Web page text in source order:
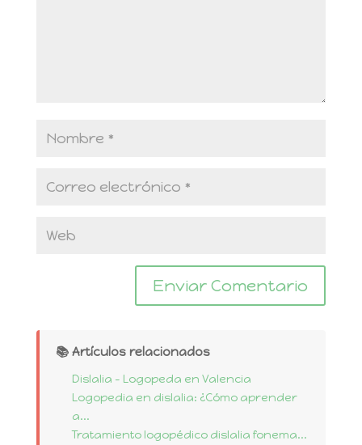
📚 Artículos relacionados
Dislalia - Logopeda en Valencia
Logopedia en dislalia: ¿Cómo aprender
a...
Tratamiento logopédico dislalia fonema...